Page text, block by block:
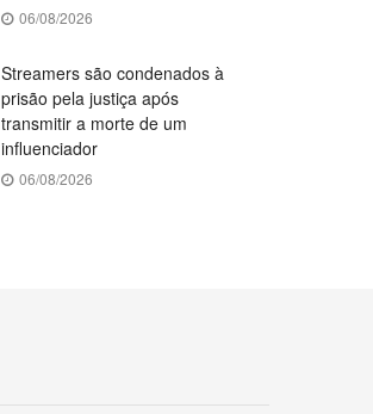
06/08/2026
Streamers são condenados à
prisão pela justiça após
transmitir a morte de um
influenciador
06/08/2026